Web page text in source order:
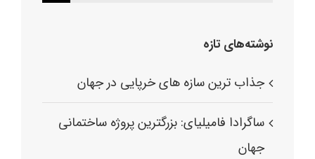
نوشته‌های تازه
جذاب ترین سازه های خرپایی در جهان
ساگرادا فامیلیای: بزرگترین پروژه ساختمانی
جهان